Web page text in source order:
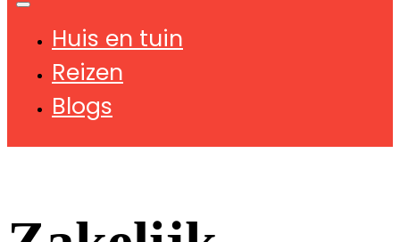
Huis en tuin
Reizen
Blogs